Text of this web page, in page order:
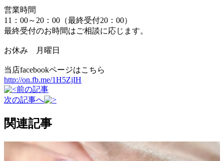
営業時間
11：00～20：00（最終受付20：00）
最終受付のお時間はご相談に応じます。
お休み 月曜日
当店facebookページはこちら
http://on.fb.me/1H5ZjIH
前の記事
次の記事へ
関連記事